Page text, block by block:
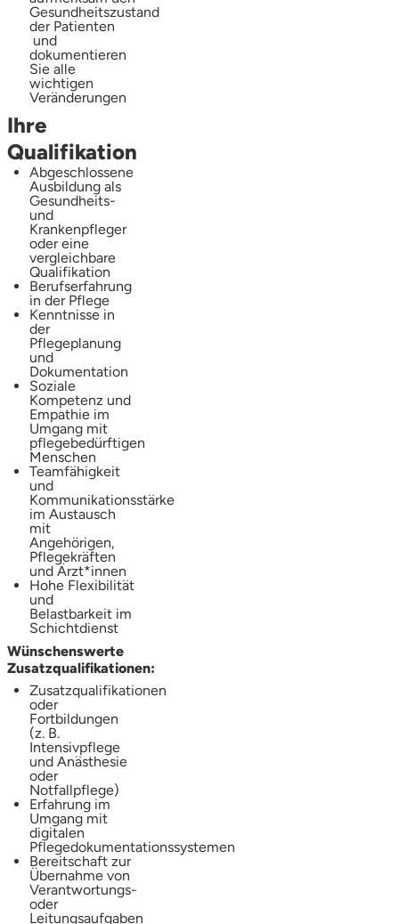
Gesundheitszustand
der Patienten
und
dokumentieren
Sie alle
wichtigen
Veränderungen
Ihre
Qualifikation
Abgeschlossene
Ausbildung als
Gesundheits-
und
Krankenpfleger
oder eine
vergleichbare
Qualifikation
Berufserfahrung
in der Pflege
Kenntnisse in
der
Pflegeplanung
und
Dokumentation
Soziale
Kompetenz und
Empathie im
Umgang mit
pflegebedürftigen
Menschen
Teamfähigkeit
und
Kommunikationsstärke
im Austausch
mit
Angehörigen,
Pflegekräften
und Ärzt*innen
Hohe Flexibilität
und
Belastbarkeit im
Schichtdienst
Wünschenswerte
Zusatzqualifikationen:
Zusatzqualifikationen
oder
Fortbildungen
(z. B.
Intensivpflege
und Anästhesie
oder
Notfallpflege)
Erfahrung im
Umgang mit
digitalen
Pflegedokumentationssystemen
Bereitschaft zur
Übernahme von
Verantwortungs-
oder
Leitungsaufgaben